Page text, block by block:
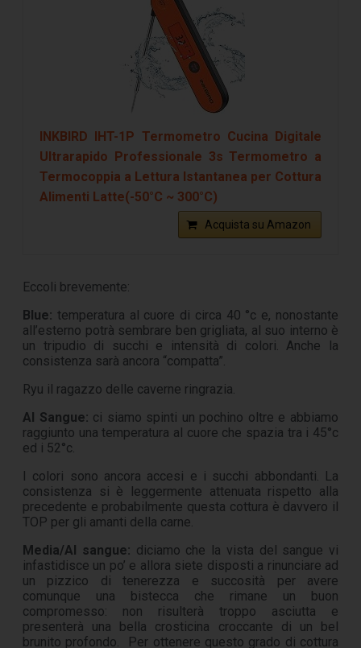
INKBIRD IHT-1P Termometro Cucina Digitale
Ultrarapido Professionale 3s Termometro a
Termocoppia a Lettura Istantanea per Cottura
Alimenti Latte(-50°C ~ 300°C)
Acquista su Amazon
Eccoli brevemente:
Blue: temperatura al cuore di circa 40 °c e, nonostante
all’esterno potrà sembrare ben grigliata, al suo interno è
un tripudio di succhi e intensità di colori. Anche la
consistenza sarà ancora “compatta”.
Ryu il ragazzo delle caverne ringrazia.
Al Sangue: ci siamo spinti un pochino oltre e abbiamo
raggiunto una temperatura al cuore che spazia tra i 45°c
ed i 52°c.
I colori sono ancora accesi e i succhi abbondanti. La
consistenza si è leggermente attenuata rispetto alla
precedente e probabilmente questa cottura è davvero il
TOP per gli amanti della carne.
Media/Al sangue: diciamo che la vista del sangue vi
infastidisce un po’ e allora siete disposti a rinunciare ad
un pizzico di tenerezza e succosità per avere
comunque una bistecca che rimane un buon
compromesso: non risulterà troppo asciutta e
presenterà una bella crosticina croccante di un bel
brunito profondo. Per ottenere questo grado di cottura